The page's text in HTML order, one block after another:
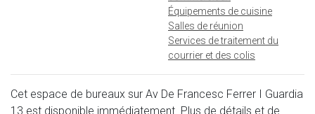
Équipements de cuisine
Salles de réunion
Services de traitement du
courrier et des colis
Cet espace de bureaux sur Av De Francesc Ferrer I Guardia
13 est disponible immédiatement. Plus de détails et de